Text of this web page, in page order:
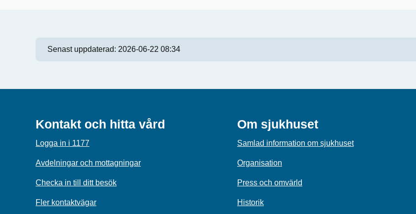
Senast uppdaterad: 2026-06-22 08:34
Kontakt och hitta vård
Logga in i 1177
Avdelningar och mottagningar
Checka in till ditt besök
Fler kontaktvägar
Om sjukhuset
Samlad information om sjukhuset
Organisation
Press och omvärld
Historik